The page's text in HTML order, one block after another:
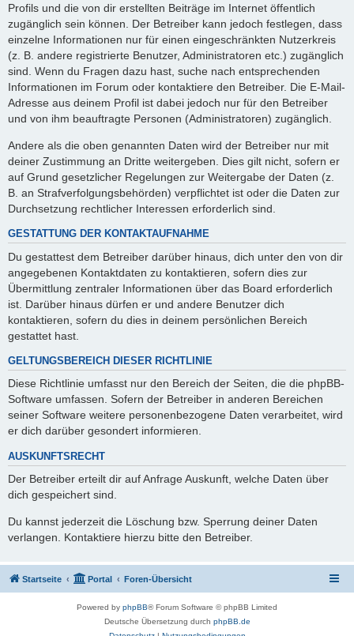
Profils und die von dir erstellten Beiträge im Internet öffentlich
zugänglich sein können. Der Betreiber kann jedoch festlegen, dass
einzelne Informationen nur für einen eingeschränkten Nutzerkreis
(z. B. andere registrierte Benutzer, Administratoren etc.) zugänglich
sind. Wenn du Fragen dazu hast, suche nach entsprechenden
Informationen im Forum oder kontaktiere den Betreiber. Die E-Mail-
Adresse aus deinem Profil ist dabei jedoch nur für den Betreiber
und von ihm beauftragte Personen (Administratoren) zugänglich.
Andere als die oben genannten Daten wird der Betreiber nur mit
deiner Zustimmung an Dritte weitergeben. Dies gilt nicht, sofern er
auf Grund gesetzlicher Regelungen zur Weitergabe der Daten (z.
B. an Strafverfolgungsbehörden) verpflichtet ist oder die Daten zur
Durchsetzung rechtlicher Interessen erforderlich sind.
GESTATTUNG DER KONTAKTAUFNAHME
Du gestattest dem Betreiber darüber hinaus, dich unter den von dir
angegebenen Kontaktdaten zu kontaktieren, sofern dies zur
Übermittlung zentraler Informationen über das Board erforderlich
ist. Darüber hinaus dürfen er und andere Benutzer dich
kontaktieren, sofern du dies in deinem persönlichen Bereich
gestattet hast.
GELTUNGSBEREICH DIESER RICHTLINIE
Diese Richtlinie umfasst nur den Bereich der Seiten, die die phpBB-
Software umfassen. Sofern der Betreiber in anderen Bereichen
seiner Software weitere personenbezogene Daten verarbeitet, wird
er dich darüber gesondert informieren.
AUSKUNFTSRECHT
Der Betreiber erteilt dir auf Anfrage Auskunft, welche Daten über
dich gespeichert sind.
Du kannst jederzeit die Löschung bzw. Sperrung deiner Daten
verlangen. Kontaktiere hierzu bitte den Betreiber.
Startseite Portal Foren-Übersicht
Powered by phpBB® Forum Software © phpBB Limited
Deutsche Übersetzung durch phpBB.de